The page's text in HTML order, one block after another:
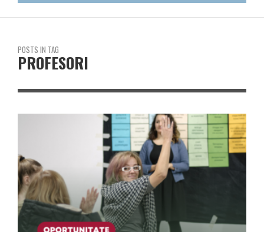
POSTS IN TAG
PROFESORI